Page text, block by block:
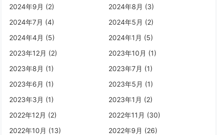
2024年9月 (2)
2024年8月 (3)
2024年7月 (4)
2024年5月 (2)
2024年4月 (5)
2024年1月 (5)
2023年12月 (2)
2023年10月 (1)
2023年8月 (1)
2023年7月 (1)
2023年6月 (1)
2023年5月 (1)
2023年3月 (1)
2023年1月 (2)
2022年12月 (2)
2022年11月 (30)
2022年10月 (13)
2022年9月 (26)